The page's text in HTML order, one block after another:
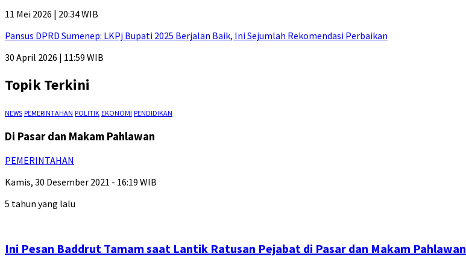
11 Mei 2026 | 20:34 WIB
Pansus DPRD Sumenep: LKPj Bupati 2025 Berjalan Baik, Ini Sejumlah Rekomendasi Perbaikan
30 April 2026 | 11:59 WIB
Topik Terkini
NEWS PEMERINTAHAN POLITIK EKONOMI PENDIDIKAN
Di Pasar dan Makam Pahlawan
PEMERINTAHAN
Kamis, 30 Desember 2021 - 16:19 WIB
5 tahun yang lalu
Ini Pesan Baddrut Tamam saat Lantik Ratusan Pejabat di Pasar dan Makam Pahlawan